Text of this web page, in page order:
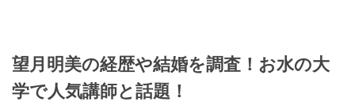
望月明美の経歴や結婚を調査！お水の大
学で人気講師と話題！